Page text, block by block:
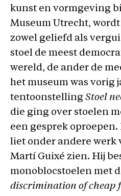
kunst en vormgeving
Museum Utrecht,
zowel geliefd als
stoel de meest
wereld, de ander de
het museum was vorig
tentoonstelling Stoel
die ging over stoelen
een gesprek
liet onder andere werk
Martí Guixé zien. Hij
monoblocstoelen met
discrimination of cheap